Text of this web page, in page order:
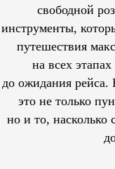
свободной
инструменты,
путешествия
на всех
до ожидания
это не только
но и то, насколько